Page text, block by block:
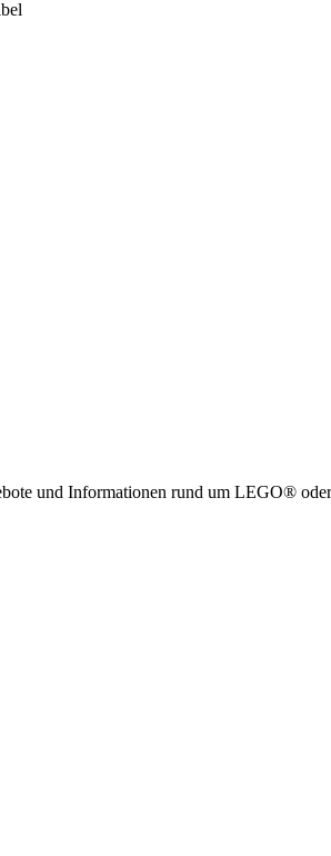
und Informationen rund um LEGO®